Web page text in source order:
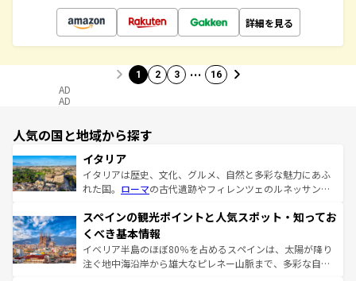
詳細を見る
1 2 3 … 16
AD
AD
人気の国と地域から探す
イタリア
イタリアは歴史、文化、グルメ、自然と多彩な魅力にあふ
れた国。 ローマの古代遺跡やフィレンツェのルネッサンス
ろん、トスカーナの美しい田園風景やアマルフィ海岸の絶
景など、自然景観も見逃せない。観光の合間には、本場の
ピザやパスタなど、絶品のイタリア料理を堪能することも
できる。朝目覚めてから夜眠るまで、すべての瞬間を楽し
スペインの観光ポイントと人気スポット・知ってお
くべき基本情報
イベリア半島のほぼ80％を占めるスペインは、太陽が降り
注ぐ地中海沿岸から雄大なピレネー山脈まで、多彩な自然